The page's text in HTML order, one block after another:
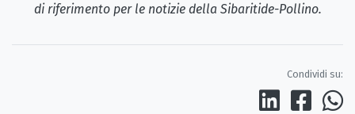
di riferimento per le notizie della Sibaritide-Pollino.
Condividi su: